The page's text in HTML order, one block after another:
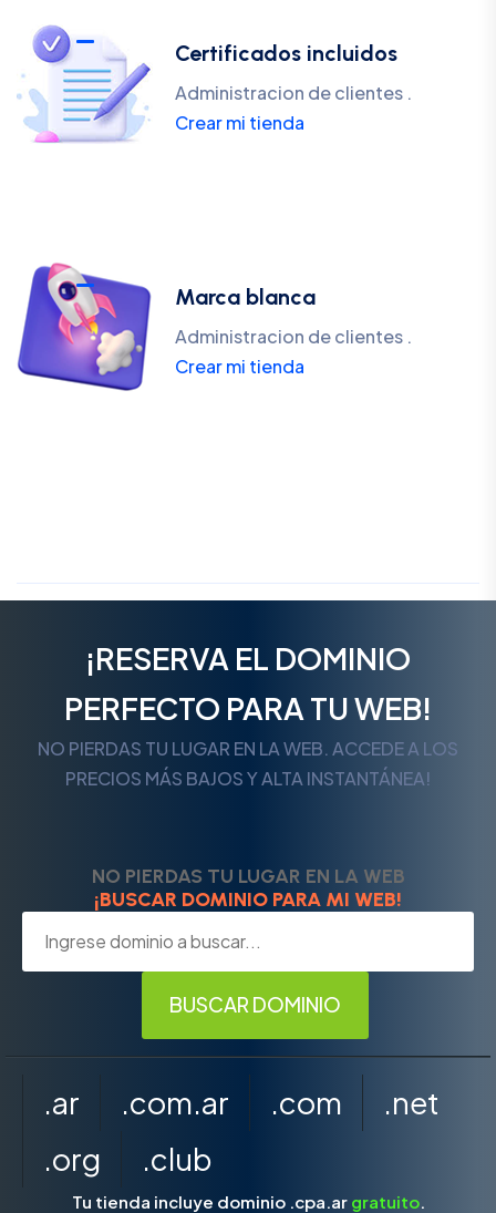
Certificados incluidos
Administracion de clientes .
Crear mi tienda
Marca blanca
Administracion de clientes .
Crear mi tienda
¡RESERVA EL DOMINIO
PERFECTO PARA TU WEB!
NO PIERDAS TU LUGAR EN LA WEB. ACCEDE A LOS
PRECIOS MÁS BAJOS Y ALTA INSTANTÁNEA!
NO PIERDAS TU LUGAR EN LA WEB
¡BUSCAR DOMINIO PARA MI WEB!
.ar .com.ar .com
.net
.org
.club
Tu tienda incluye dominio .cpa.ar gratuito.